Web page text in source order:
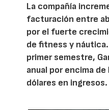
La compañía
facturación entre
por el fuerte
de fitness y
primer semestre,
anual por encima
dólares en ingresos.